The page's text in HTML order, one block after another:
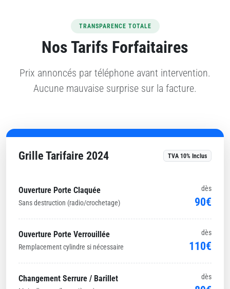
TRANSPARENCE TOTALE
Nos Tarifs Forfaitaires
Prix annoncés par téléphone avant intervention.
Aucune mauvaise surprise sur la facture.
Grille Tarifaire 2024 TVA 10% Inclus
Ouverture Porte Claquée
Sans destruction (radio/crochetage)
dès
90€
Ouverture Porte Verrouillée
Remplacement cylindre si nécessaire
dès
110€
Changement Serrure / Barillet dès